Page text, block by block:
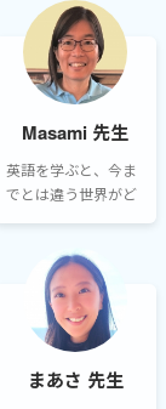
Masami 先生
英語を学ぶと、今ま
でとは違う世界がど
はなく、新しい仕事
に出会えたり、職種
変えをする可能性が
生まれたり、いろん
もあります。
まあさ 先生